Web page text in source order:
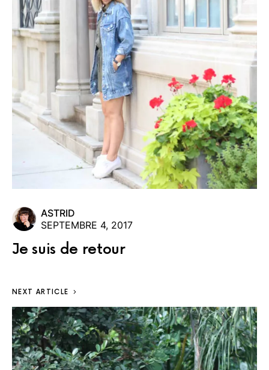
ASTRID
SEPTEMBRE 4, 2017
Je suis de retour
NEXT ARTICLE